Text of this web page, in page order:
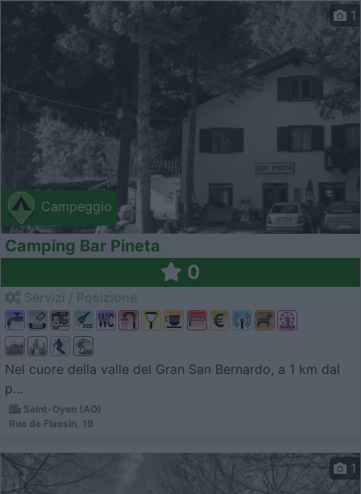
Campeggio
1
Camping Bar Pineta
0
Nel cuore della valle del Gran San Bernardo, a 1 km dal
p...
Saint-Oyen (AO)
Rue de Flassin, 19
1